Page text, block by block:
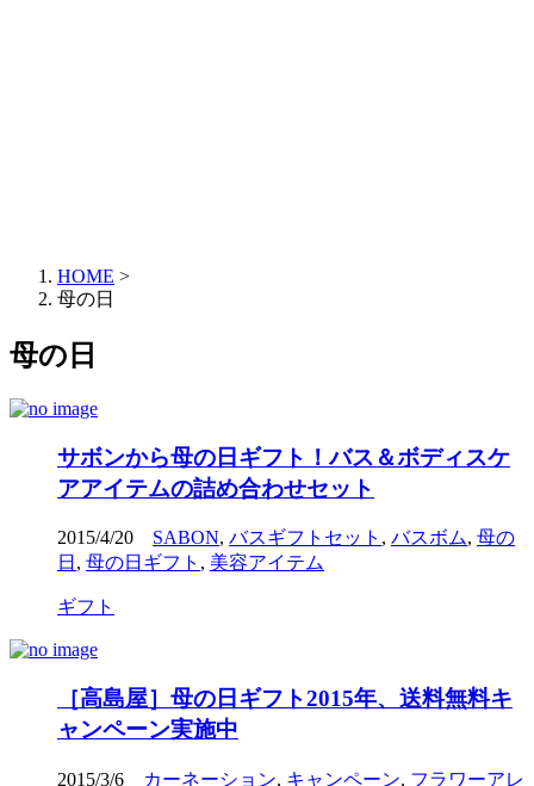
HOME >
母の日
母の日
サボンから母の日ギフト！バス＆ボディスケ
アアイテムの詰め合わせセット
2015/4/20 SABON, バスギフトセット , バスボム, 母の
日 , 母の日ギフト , 美容アイテム
ギフト
［高島屋］母の日ギフト2015年、送料無料キ
ャンペーン実施中
2015/3/6 カーネーション, キャンペーン, フラワーアレ